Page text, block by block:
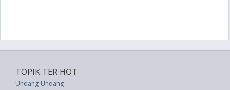
TOPIK TER HOT
Undang-Undang